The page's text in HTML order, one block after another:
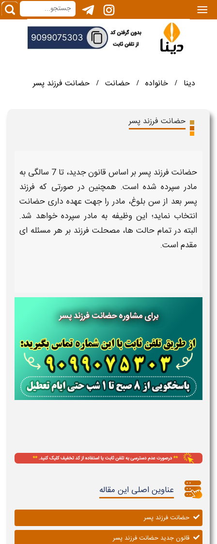
|||
دینا / خانواده / حضانت / حضانت فرزند پسر
حضانت فرزند پسر
حضانت فرزند پسربر اساس قانون جدید، تا 7 سالگی به
مادرسپرده شده است. همچنین در صورتی که فرزند
پسربعد از سن بلوغ، مادر را جهت عهده داری حضانت
انتخاب نماید؛ این وظیفه به مادر سپرده خواهد شد.
البته در تمام حالت ها، مصحلت فرزندبر هر مسئله ای
مقدم است.
برای مشاوره حضانت فرزند پسر
عناوین اصلی این مقاله
حضانت فرزند پسر
قانون جدید حضانت فرزند پسر